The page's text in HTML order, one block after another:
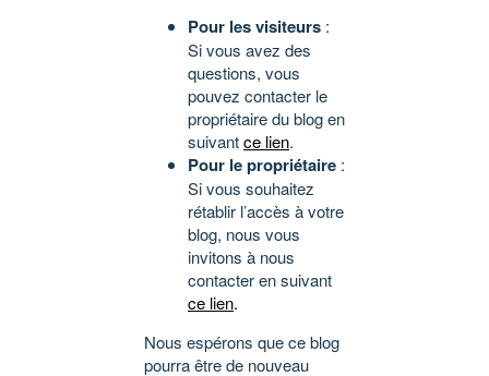
Pour les visiteurs :
Si vous avez des
questions, vous
pouvez contacter le
propriétaire du blog en
suivantce lien.
Pour le propriétaire :
Si vous souhaitez
rétablir l’accès à votre
blog, nous vous
invitons à nous
contacter en suivant
ce lien.
Nous espérons que ce blog
pourra être de nouveau